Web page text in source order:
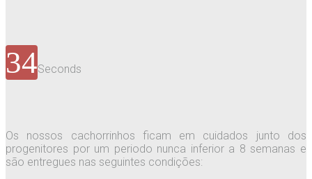
34Seconds
Os nossos cachorrinhos ficam em cuidados junto dos
progenitores por um periodo nunca inferior a 8 semanas e
são entregues nas seguintes condições: